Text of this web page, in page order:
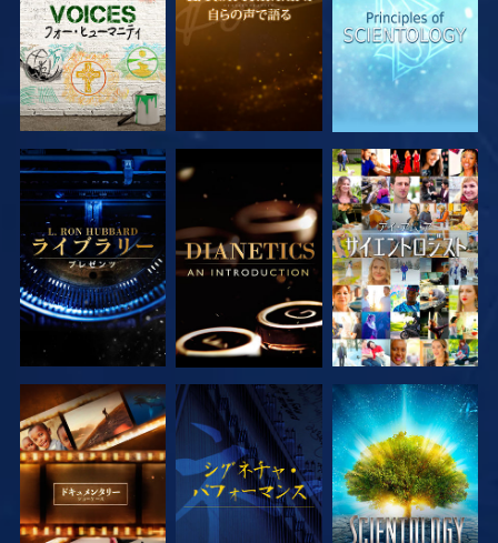
シリーズを探求 シリーズを探求 観る
シリーズを探求 観る シリーズを探求